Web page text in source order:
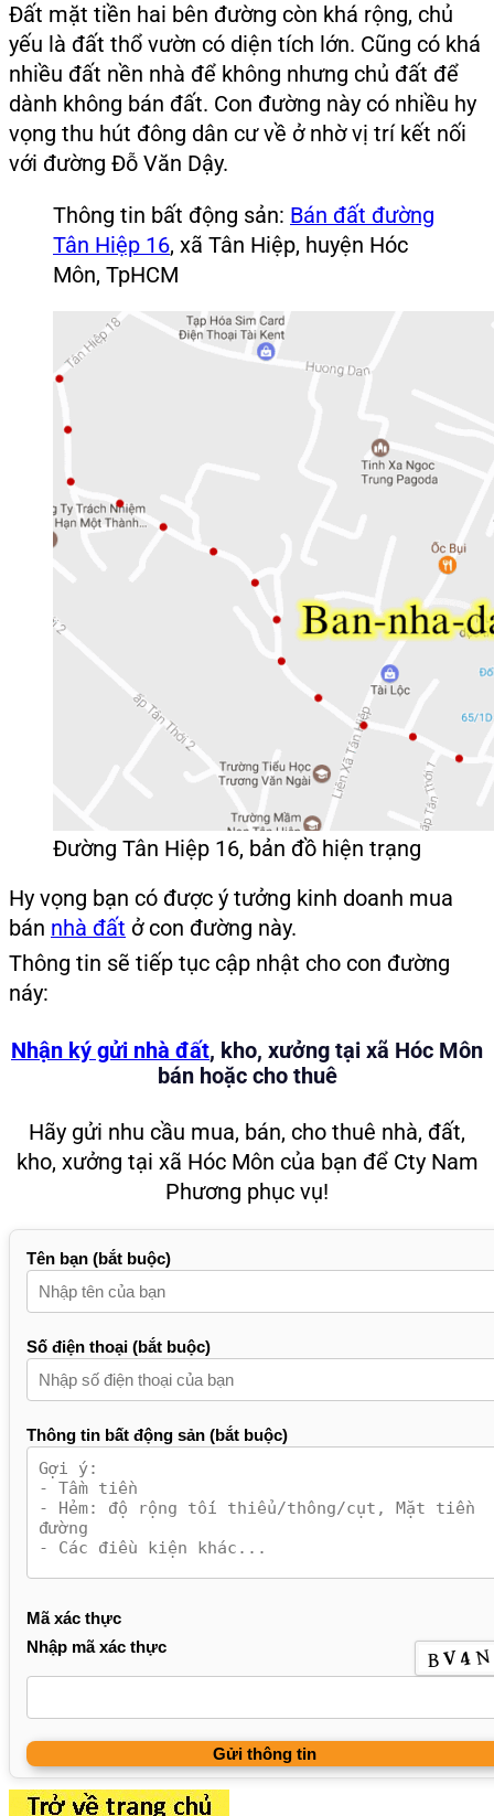
Đất mặt tiền hai bên đường còn khá rộng, chủ
yếu là đất thổ vườn có diện tích lớn. Cũng có khá
nhiều đất nền nhà để không nhưng chủ đất để
dành không bán đất. Con đường này có nhiều hy
vọng thu hút đông dân cư về ở nhờ vị trí kết nối
với đường Đỗ Văn Dậy.
Thông tin bất động sản: Bán đất đường
Tân Hiệp 16, xã Tân Hiệp, huyện Hóc
Môn, TpHCM
Đường Tân Hiệp 16, bản đồ hiện trạng
Hy vọng bạn có được ý tưởng kinh doanh mua
bán nhà đất ở con đường này.
Thông tin sẽ tiếp tục cập nhật cho con đường
náy:
Nhận ký gửi nhà đất, kho, xưởng tại xã Hóc Môn
bán hoặc cho thuê
Hãy gửi nhu cầu mua, bán, cho thuê nhà, đất,
kho, xưởng tại xã Hóc Môn của bạn để Cty Nam
Phương phục vụ!
Tên bạn (bắt buộc)
Số điện thoại (bắt buộc)
Thông tin bất động sản (bắt buộc)
Mã xác thực
Nhập mã xác thực